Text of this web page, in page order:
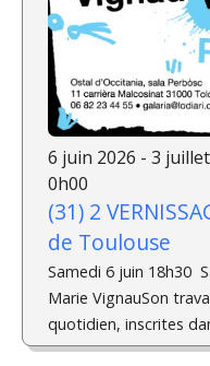
6 juin 2026 - 3
0h00
(31) 2
de Toulouse
Samedi 6 juin 18h30
Marie VignauSon
quotidien, inscrites